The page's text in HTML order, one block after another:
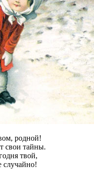
родной!
свои тайны.
твой,
случайно!